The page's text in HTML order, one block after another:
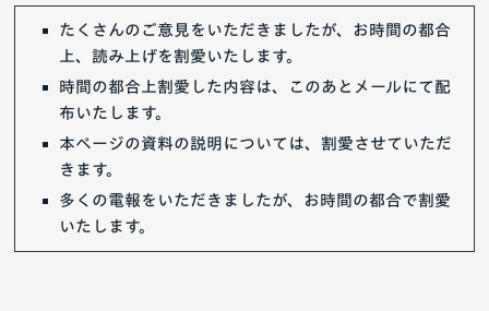
たくさんのご意見をいただきましたが、お時間の都合
上、読み上げを割愛いたします。
時間の都合上割愛した内容は、このあとメールにて配
布いたします。
本ページの資料の説明については、割愛させていただ
きます。
多くの電報をいただきましたが、お時間の都合で割愛
いたします。